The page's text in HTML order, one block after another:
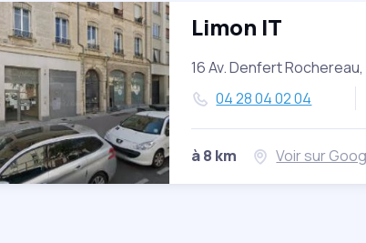
Limon IT
16 Av. Denfert
04 28 04 02 04
à 8 km Voir sur